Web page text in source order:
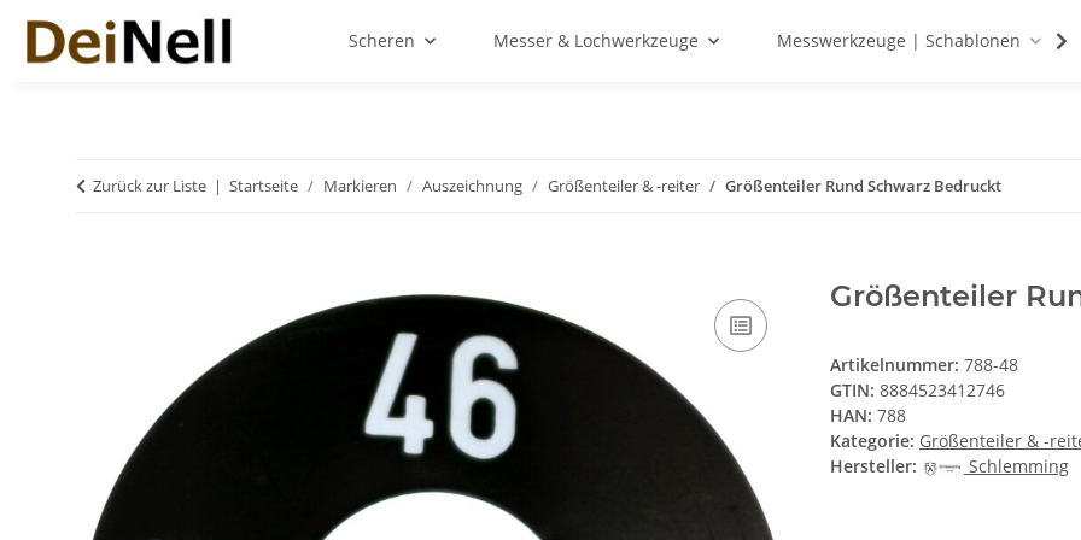
Scheren Messer & Lochwerkzeuge Messwerkzeuge | Schablonen
Zurück zur Liste Startseite Markieren Auszeichnung Größenteiler & -reiter Größenteiler Rund Schwarz Bedruckt
Größenteiler
Artikelnummer: 788-48
GTIN: 8884523412746
HAN: 788
Kategorie: Größenteiler & -
Hersteller:
Schlemming